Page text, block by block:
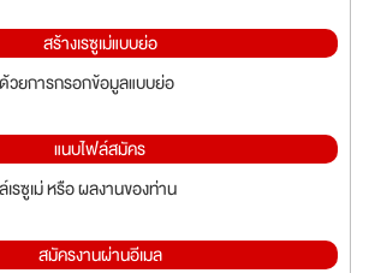
สร้างเรซูเม่แบบย่อ
วยการกรอกข้อมูลแบบย่อ
แนบไฟล์สมัคร
รซูเม่ หรือ ผลงานของท่าน
สมัครงานผ่านอีเมล